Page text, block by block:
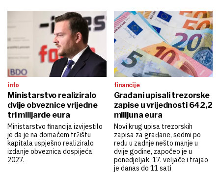
info
Ministarstvo realiziralo
dvije obveznice vrijedne
tri milijarde eura
Ministarstvo financija izvijestilo
je da je na domaćem tržištu
kapitala uspješno realiziralo
izdanje obveznica dospijeća
2027.
financije
Građani upisali trezorske
zapise u vrijednosti 642,2
milijuna eura
Novi krug upisa trezorskih
zapisa za građane, sedmi po
redu u zadnje nešto manje u
dvije godine, započeo je u
ponedjeljak, 17. veljače i trajao
je danas do 11 sati